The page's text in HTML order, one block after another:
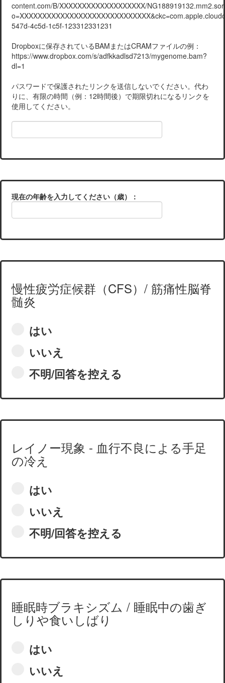
content.com/B/XXXXXXXXXXXXXXXXXXX/
547d-4c5d-1c5f-123312331231
Dropboxに保存されているBAMまたはCRAMファイルの例：
https://www.dropbox.com/s/adfkkadlsd7213/mygenome.bam?
dl=1
パスワードで保護されたリンクを送信しないでください。代わ
りに、有限の時間（例：12時間後）で期限切れになるリンクを
使用してください。
現在の年齢を入力してください（歳）：
慢性疲労症候群（CFS）/ 筋痛性脳脊
髄炎
はい
いいえ
不明/回答を控える
レイノー現象 - 血行不良による手足
の冷え
はい
いいえ
不明/回答を控える
睡眠時ブラキシズム / 睡眠中の歯ぎ
しりや食いしばり
はい
いいえ